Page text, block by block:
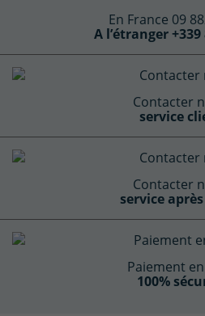
En France 09
A l’étranger +339
Contacter
service
Contacter
service
Paiement
100%